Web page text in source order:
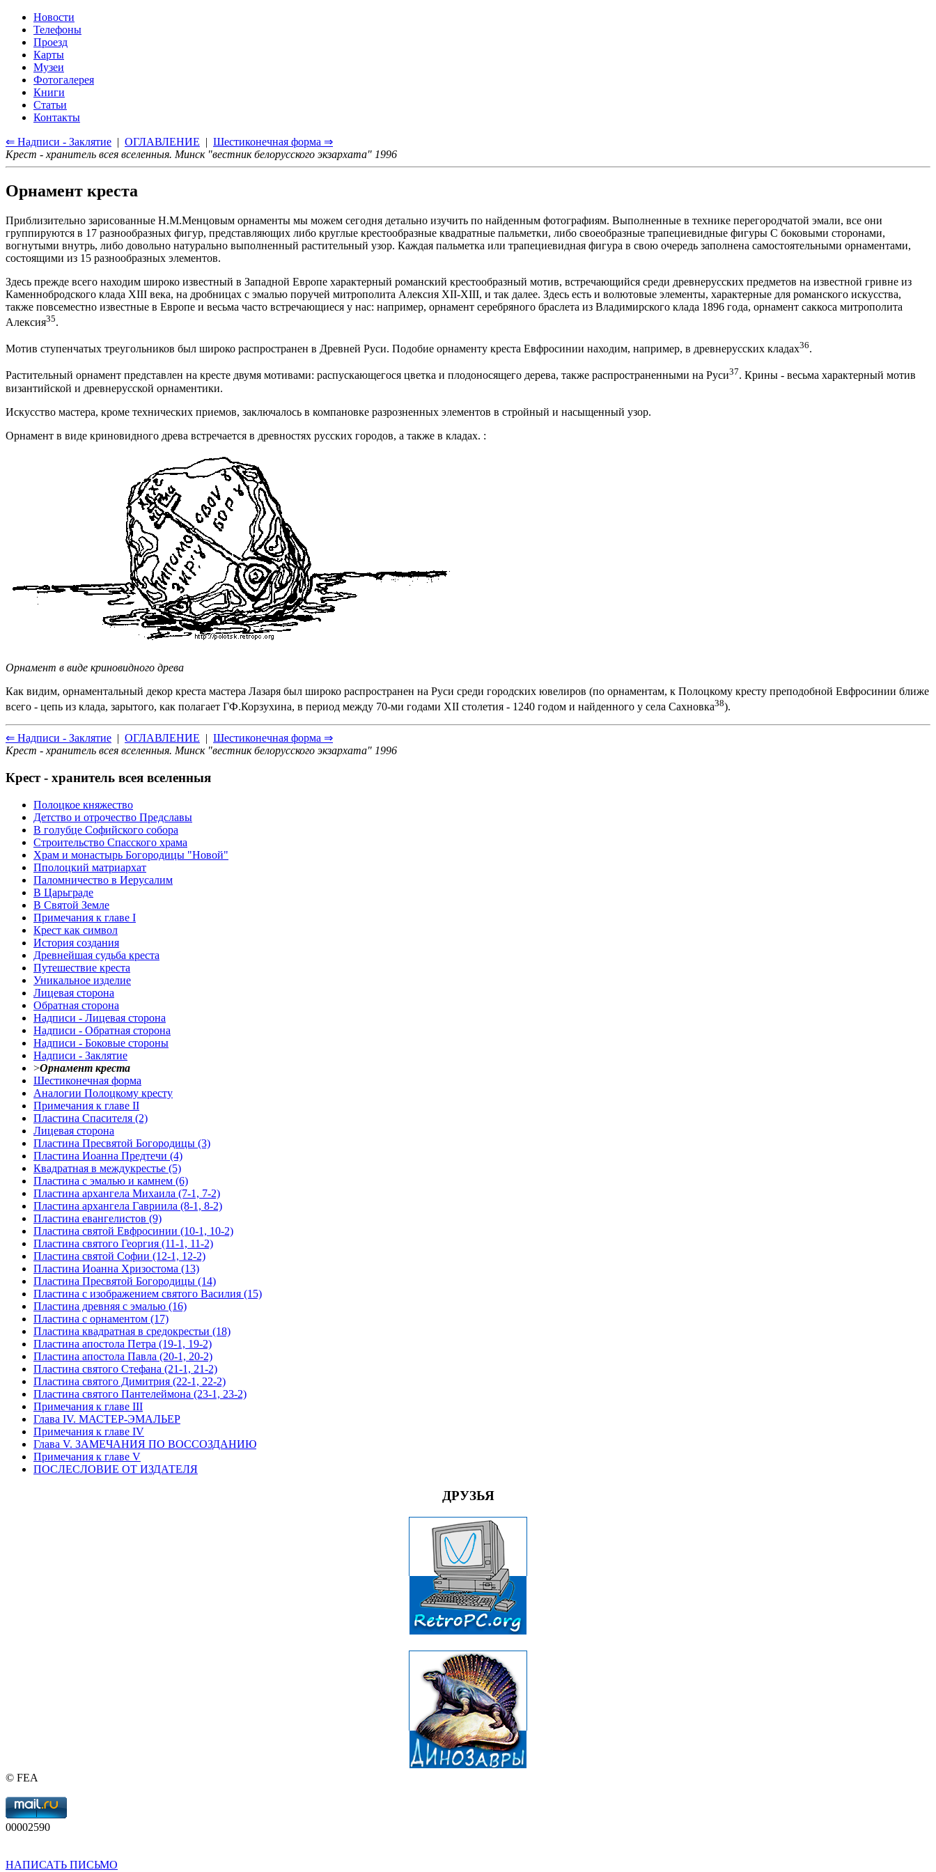
Новости
Телефоны
Проезд
Карты
Музеи
Фотогалерея
Книги
Статьи
Контакты
⇐ Надписи - Заклятие | ОГЛАВЛЕНИЕ | Шестиконечная форма ⇒
Крест - хранитель всея вселенныя. Минск "вестник белорусского экзархата" 1996
Орнамент креста
Приблизительно зарисованные Н.М.Менцовым орнаменты мы можем сегодня детально изучить по найденным фотографиям. Выполненные в технике перегородчатой эмали, все они
группируются в 17 разнообразных фигур, представляющих либо круглые крестообразные квадратные пальметки, либо своеобразные трапециевидные фигуры С боковыми сторонами,
вогнутыми внутрь, либо довольно натурально выполненный растительный узор. Каждая пальметка или трапециевидная фигура в свою очередь заполнена самостоятельными орнаментами,
состоящими из 15 разнообразных элементов.
Здесь прежде всего находим широко известный в Западной Европе характерный романский крестообразный мотив, встречающийся среди древнерусских предметов на известной гривне из
Каменнобродского клада XIII века, на дробницах с эмалью поручей митрополита Алексия ХII-ХIII, и так далее. Здесь есть и волютовые элементы, характерные для романского искусства,
также повсеместно известные в Европе и весьма часто встречающиеся у нас: например, орнамент серебряного браслета из Владимирского клада 1896 года, орнамент саккоса митрополита
Алексия35.
Мотив ступенчатых треугольников был широко распространен в Древней Руси. Подобие орнаменту креста Евфросинии находим, например, в древнерусских кладах36.
Растительный орнамент представлен на кресте двумя мотивами: распускающегося цветка и плодоносящего дерева, также распространенными на Руси37. Крины - весьма характерный мотив
византийской и древнерусской орнаментики.
Искусство мастера, кроме технических приемов, заключалось в компановке разрозненных элементов в стройный и насыщенный узор.
Орнамент в виде криновидного древа встречается в древностях русских городов, а также в кладах. :
Орнамент в виде криновидного древа
Как видим, орнаментальный декор креста мастера Лазаря был широко распространен на Руси среди городских ювелиров (по орнаментам, к Полоцкому кресту преподобной Евфросинии ближе
всего - цепь из клада, зарытого, как полагает ГФ.Корзухина, в период между 70-ми годами XII столетия - 1240 годом и найденного у села Сахновка38).
⇐ Надписи - Заклятие | ОГЛАВЛЕНИЕ | Шестиконечная форма ⇒
Крест - хранитель всея вселенныя. Минск "вестник белорусского экзархата" 1996
Крест - хранитель всея вселенныя
Полоцкое княжество
Детство и отрочество Предславы
В голубце Софийского собора
Строительство Спасского храма
Храм и монастырь Богородицы "Новой"
Пполоцкий матриархат
Паломничество в Иерусалим
В Царьграде
В Святой Земле
Примечания к главе I
Крест как символ
История создания
Древнейшая судьба креста
Путешествие креста
Уникальное изделие
Лицевая сторона
Обратная сторона
Надписи - Лицевая сторона
Надписи - Обратная сторона
Надписи - Боковые стороны
Надписи - Заклятие
>Орнамент креста
Шестиконечная форма
Аналогии Полоцкому кресту
Примечания к главе II
Пластина Спасителя (2)
Лицевая сторона
Пластина Пресвятой Богородицы (3)
Пластина Иоанна Предтечи (4)
Квадратная в междукрестье (5)
Пластина с эмалью и камнем (6)
Пластина архангела Михаила (7-1, 7-2)
Пластина архангела Гавриила (8-1, 8-2)
Пластина евангелистов (9)
Пластина святой Евфросинии (10-1, 10-2)
Пластина святого Георгия (11-1, 11-2)
Пластина святой Софии (12-1, 12-2)
Пластина Иоанна Хризостома (13)
Пластина Пресвятой Богородицы (14)
Пластина с изображением святого Василия (15)
Пластина древняя с эмалью (16)
Пластина с орнаментом (17)
Пластина квадратная в средокрестьи (18)
Пластина апостола Петра (19-1, 19-2)
Пластина апостола Павла (20-1, 20-2)
Пластина святого Стефана (21-1, 21-2)
Пластина святого Димитрия (22-1, 22-2)
Пластина святого Пантелеймона (23-1, 23-2)
Примечания к главе III
Глава IV. МАСТЕР-ЭМАЛЬЕР
Примечания к главе IV
Глава V. ЗАМЕЧАНИЯ ПО ВОССОЗДАНИЮ
Примечания к главе V
ПОСЛЕСЛОВИЕ ОТ ИЗДАТЕЛЯ
ДРУЗЬЯ
© FEA
00002590
НАПИСАТЬ ПИСЬМО